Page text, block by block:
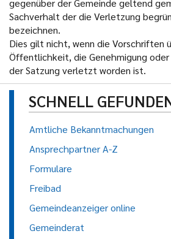
gegenüber der Gemeinde geltend
Sachverhalt der die Verletzung
bezeichnen.
Dies gilt nicht, wenn die Vorschriften
Öffentlichkeit, die Genehmigung
der Satzung verletzt worden ist.
SCHNELL
Amtliche Bekanntmachungen
Ansprechpartner A-Z
Formulare
Freibad
Gemeindeanzeiger online
Gemeinderat